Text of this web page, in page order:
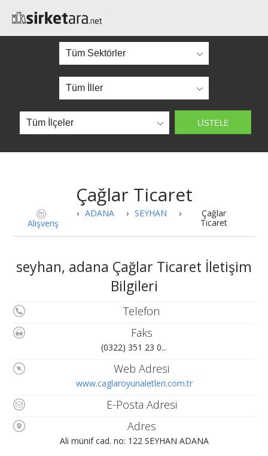
Çağlar Ticaret
Alışveriş
› ADANA › SEYHAN ›
Çağlar
Ticaret
seyhan, adana Çağlar Ticaret İletişim
Bilgileri
Telefon
Faks
(0322) 351 23 0...
Web Adresi
www.caglaroyunaletleri.com.tr
E-Posta Adresi
Adres
Ali münif cad. no: 122 SEYHAN ADANA